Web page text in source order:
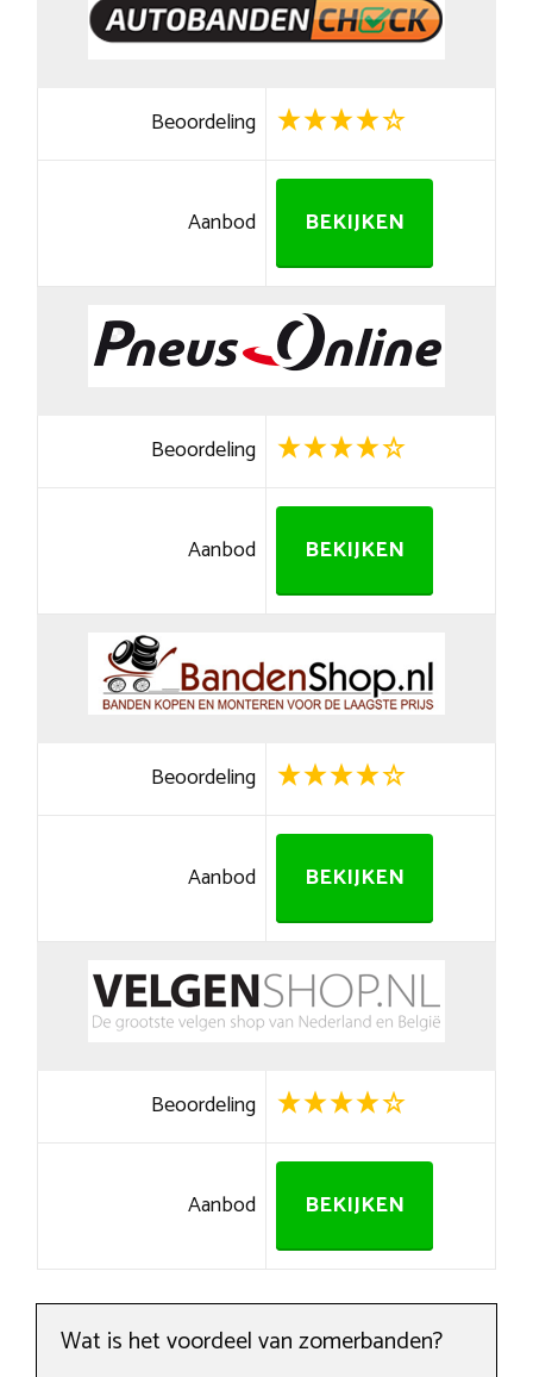
Beoordeling
Aanbod BEKIJKEN
Beoordeling
Aanbod BEKIJKEN
Beoordeling
Aanbod BEKIJKEN
Beoordeling
Aanbod BEKIJKEN
Wat is het voordeel van zomerbanden?